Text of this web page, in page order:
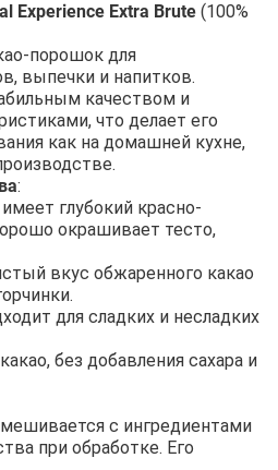
Experience Extra Brute (100%
порошок для
выпечки и напитков.
качеством и
что делает его
как на домашней кухне,
:
глубокий красно-
окрашивает тесто,
вкус обжаренного какао
для сладких и несладких
без добавления сахара и
с ингредиентами
при обработке. Его